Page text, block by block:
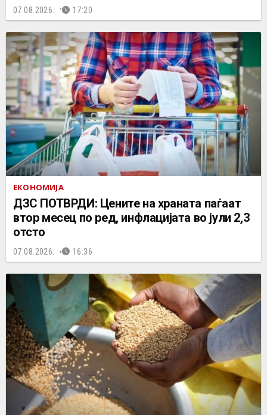
07.08.2026. 17:20
ЕКОНОМИЈА
ДЗС ПОТВРДИ: Цените на храната паѓаат
втор месец по ред, инфлацијата во јули 2,3
отсто
07.08.2026. 16:36